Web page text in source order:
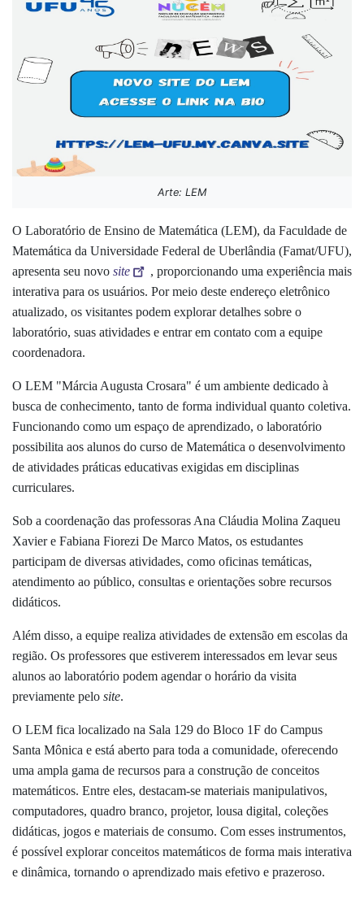
Arte: LEM
O Laboratório de Ensino de Matemática (LEM), da Faculdade de
Matemática da Universidade Federal de Uberlândia (Famat/UFU),
apresenta seu novo site
, proporcionando uma experiência mais
interativa para os usuários. Por meio deste endereço eletrônico
atualizado, os visitantes podem explorar detalhes sobre o
laboratório, suas atividades e entrar em contato com a equipe
coordenadora.
O LEM "Márcia Augusta Crosara" é um ambiente dedicado à
busca de conhecimento, tanto de forma individual quanto coletiva.
Funcionando como um espaço de aprendizado, o laboratório
possibilita aos alunos do curso de Matemática o desenvolvimento
de atividades práticas educativas exigidas em disciplinas
curriculares.
Sob a coordenação das professoras Ana Cláudia Molina Zaqueu
Xavier e Fabiana Fiorezi De Marco Matos, os estudantes
participam de diversas atividades, como oficinas temáticas,
atendimento ao público, consultas e orientações sobre recursos
didáticos.
Além disso, a equipe realiza atividades de extensão em escolas da
região. Os professores que estiverem interessados em levar seus
alunos ao laboratório podem agendar o horário da visita
previamente pelo site.
O LEM fica localizado na Sala 129 do Bloco 1F do Campus
Santa Mônica e está aberto para toda a comunidade, oferecendo
uma ampla gama de recursos para a construção de conceitos
matemáticos. Entre eles, destacam-se materiais manipulativos,
computadores, quadro branco, projetor, lousa digital, coleções
didáticas, jogos e materiais de consumo. Com esses instrumentos,
é possível explorar conceitos matemáticos de forma mais interativa
e dinâmica, tornando o aprendizado mais efetivo e prazeroso.